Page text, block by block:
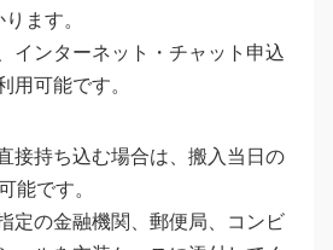
ます。
インターネット・チャット申込
用可能です。
接持ち込む場合は、搬入当日の
能です。
定の金融機関、郵便局、コンビ